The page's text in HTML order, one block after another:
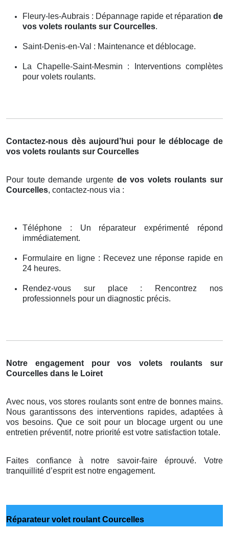
Fleury-les-Aubrais : Dépannage rapide et réparation de
vos volets roulants sur Courcelles.
Saint-Denis-en-Val : Maintenance et déblocage.
La Chapelle-Saint-Mesmin : Interventions complètes
pour volets roulants.
Contactez-nous dès aujourd’hui pour le déblocage de
vos volets roulants sur Courcelles
Pour toute demande urgente de vos volets roulants sur
Courcelles, contactez-nous via :
Téléphone : Un réparateur expérimenté répond
immédiatement.
Formulaire en ligne : Recevez une réponse rapide en
24 heures.
Rendez-vous sur place : Rencontrez nos
professionnels pour un diagnostic précis.
Notre engagement pour vos volets roulants sur
Courcelles dans le Loiret
Avec nous, vos stores roulants sont entre de bonnes mains.
Nous garantissons des interventions rapides, adaptées à
vos besoins. Que ce soit pour un blocage urgent ou une
entretien préventif, notre priorité est votre satisfaction totale.
Faites confiance à notre savoir-faire éprouvé. Votre
tranquillité d’esprit est notre engagement.
Réparateur volet roulant Courcelles